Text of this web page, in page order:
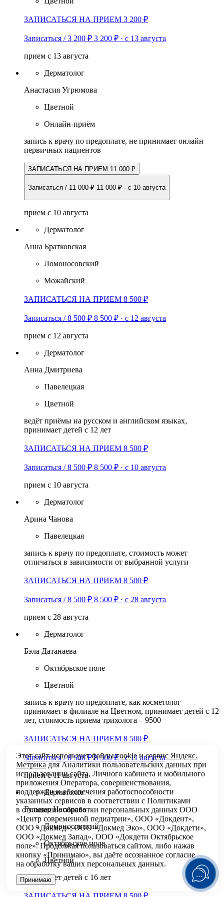
ЗАПИСАТЬСЯ НА ПРИЕМ 3 200 ₽
Записаться / 3 200 ₽ 3 200 ₽ · с 13 августа
прием с 13 августа
Дерматолог
Анастасия Угрюмова
Цветной
Онлайн-приём
запись к врачу по предоплате, не принимает онлайн
первичных пациентов
ЗАПИСАТЬСЯ НА ПРИЕМ 11 000 ₽
Записаться / 11 000 ₽ 11 000 ₽ · с 10 августа
прием с 10 августа
Дерматолог
Анна Братковская
Ломоносовский
Можайский
ЗАПИСАТЬСЯ НА ПРИЕМ 8 500 ₽
Записаться / 8 500 ₽ 8 500 ₽ · с 12 августа
прием с 12 августа
Дерматолог
Анна Дмитриева
Павелецкая
Цветной
ведёт приёмы на русском и английском языках,
принимает детей с 12 лет
ЗАПИСАТЬСЯ НА ПРИЕМ 8 500 ₽
Записаться / 8 500 ₽ 8 500 ₽ · с 10 августа
прием с 10 августа
Дерматолог
Арина Чанова
Павелецкая
запись к врачу по предоплате, стоимость может
отличаться в зависимости от выбранной услуги
ЗАПИСАТЬСЯ НА ПРИЕМ 8 500 ₽
Записаться / 8 500 ₽ 8 500 ₽ · с 28 августа
прием с 28 августа
Дерматолог
Бэла Датанаева
Октябрьское поле
Цветной
запись к врачу по предоплате, как косметолог
принимает в филиале на Цветном, принимает детей с 12
лет, стоимость приема трихолога – 9500
ЗАПИСАТЬСЯ НА ПРИЕМ 8 500 ₽
Записаться / 8 500 ₽ 8 500 ₽·с 11 августа
прием с 11 августа
Дерматолог
Гульнар Насирова
Ломоносовский
Октябрьское поле
Цветной
принимает детей с 16 лет
Этот сайт использует файлыcookie исервис Яндекс.
Метрика для Аналитики пользовательских данных при
использовании сайта, Личного кабинета и мобильного
приложения Оператора, совершенствования,
поддержки и обеспечения работоспособности
указанных сервисов в соответствии с Политиками
в отношении обработки персональных данных ООО
«Центр современной педиатрии», ООО «Докдент»,
ООО «Докмед», ООО «Докмед Эко», ООО «Докдети»,
ООО «Докмед Запад», ООО «Докдети Октябрьское
поле». Продолжая пользоваться сайтом, либо нажав
кнопку «Принимаю», вы даёте осознанное согласие
на обработку ваших персональных данных.
Принимаю